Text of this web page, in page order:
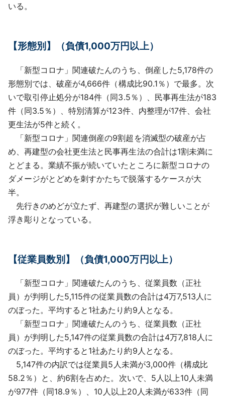
いる。
【形態別】（負債1,000万円以上）
「新型コロナ」関連破たんのうち、倒産した5,178件の
形態別では、破産が4,666件（構成比90.1％）で最多。次
いで取引停止処分が184件（同3.5％）、民事再生法が183
件（同3.5％）、特別清算が123件、内整理が17件、会社
更生法が5件と続く。
「新型コロナ」関連倒産の9割超を消滅型の破産が占
め、再建型の会社更生法と民事再生法の合計は1割未満に
とどまる。業績不振が続いていたところに新型コロナの
ダメージがとどめを刺すかたちで脱落するケースが大
半。
先行きのめどが立たず、再建型の選択が難しいことが
浮き彫りとなっている。
【従業員数別】（負債1,000万円以上）
「新型コロナ」関連破たんのうち、従業員数（正社
員）が判明した5,115件の従業員数の合計は4万7,513人に
のぼった。平均すると1社あたり約9人となる。
「新型コロナ」関連破たんのうち、従業員数（正社
員）が判明した5,147件の従業員数の合計は4万7,818人に
のぼった。平均すると1社あたり約9人となる。
5,147件の内訳では従業員5人未満が3,000件（構成比
58.2％）と、約6割を占めた。次いで、5人以上10人未満
が977件（同18.9％）、10人以上20人未満が633件（同